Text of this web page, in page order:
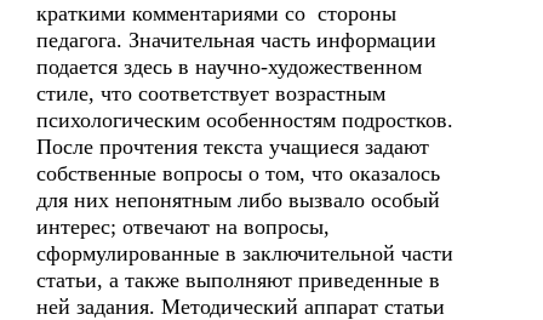
краткими комментариями со стороны
педагога. Значительная часть информации
подается здесь в научно-художественном
стиле, что соответствует возрастным
психологическим особенностям подростков.
После прочтения текста учащиеся задают
собственные вопросы о том, что оказалось
для них непонятным либо вызвало особый
интерес; отвечают на вопросы,
сформулированные в заключительной части
статьи, а также выполняют приведенные в
ней задания. Методический аппарат статьи